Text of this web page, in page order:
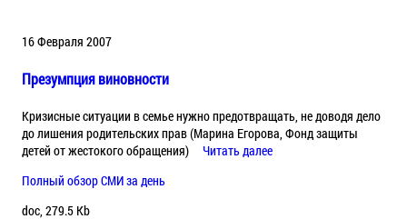
16 Февраля 2007
Презумпция виновности
Кризисные ситуации в семье нужно предотвращать, не доводя дело
до лишения родительских прав (Марина Егорова, Фонд защиты
детей от жестокого обращения)
Читать далее
Полный обзор СМИ за день
doc, 279.5 Kb